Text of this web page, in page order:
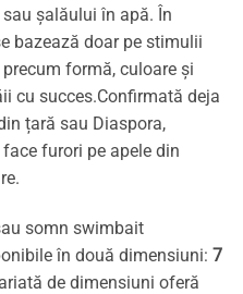
șalăului în apă. În
bazează doar pe stimulii
formă, culoare și
cu succes.Confirmată deja
țară sau Diaspora,
furori pe apele din
somn swimbait
în două dimensiuni: 7
de dimensiuni oferă